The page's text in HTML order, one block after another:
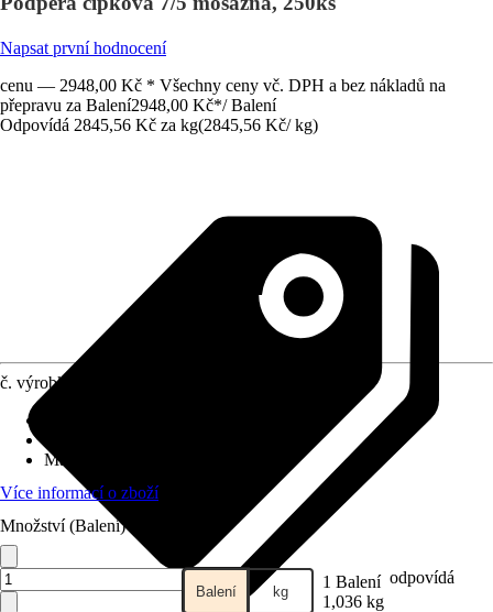
Napsat první hodnocení
cenu — 2948,00 Kč * Všechny ceny vč. DPH a bez nákladů na
přepravu za Balení2948,00 Kč*/ Balení
Odpovídá 2845,56 Kč za kg(2845,56 Kč/ kg)
č. výrobku
Materiál
Více informací o zboží
Množství (Balení)
Balení kg 1 Balení odpovídá
1,036 kg